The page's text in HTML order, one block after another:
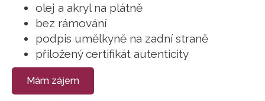
olej a akryl na plátně
bez rámování
podpis umělkyně na zadní straně
přiložený certifikát autenticity
Mám zájem